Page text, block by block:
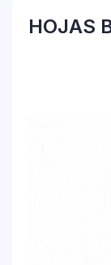
HOJAS